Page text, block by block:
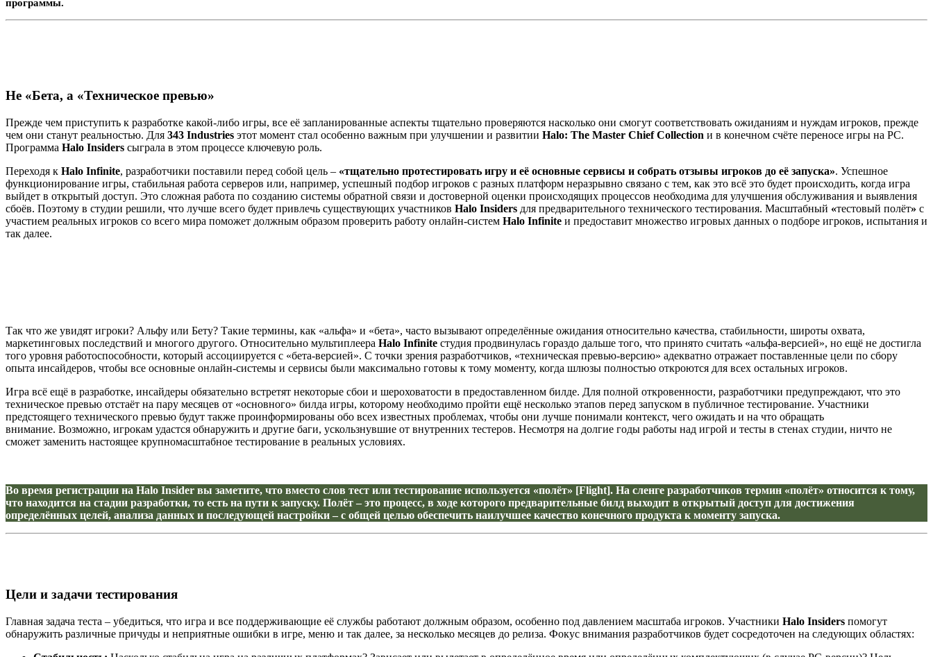
программы.
Не «Бета, а «Техническое превью»
Прежде чем приступить к разработке какой-либо игры, все её запланированные аспекты тщательно проверяются насколько они смогут соответствовать ожиданиям и нуждам игроков, прежде
чем они станут реальностью. Для 343 Industries этот момент стал особенно важным при улучшении и развитии Halo: The Master Chief Collection и в конечном счёте переносе игры на РС.
Программа Halo Insiders сыграла в этом процессе ключевую роль.
Переходя к Halo Infinite, разработчики поставили перед собой цель – «тщательно протестировать игру и её основные сервисы и собрать отзывы игроков до её запуска». Успешное
функционирование игры, стабильная работа серверов или, например, успешный подбор игроков с разных платформ неразрывно связано с тем, как это всё это будет происходить, когда игра
выйдет в открытый доступ. Это сложная работа по созданию системы обратной связи и достоверной оценки происходящих процессов необходима для улучшения обслуживания и выявления
сбоёв. Поэтому в студии решили, что лучше всего будет привлечь существующих участников Halo Insiders для предварительного технического тестирования. Масштабный «тестовый полёт» с
участием реальных игроков со всего мира поможет должным образом проверить работу онлайн-систем Halo Infinite и предоставит множество игровых данных о подборе игроков, испытания и
так далее.
Так что же увидят игроки? Альфу или Бету? Такие термины, как «альфа» и «бета», часто вызывают определённые ожидания относительно качества, стабильности, широты охвата,
маркетинговых последствий и многого другого. Относительно мультиплеера Halo Infinite студия продвинулась гораздо дальше того, что принято считать «альфа-версией», но ещё не достигла
того уровня работоспособности, который ассоциируется с «бета-версией». С точки зрения разработчиков, «техническая превью-версию» адекватно отражает поставленные цели по сбору
опыта инсайдеров, чтобы все основные онлайн-системы и сервисы были максимально готовы к тому моменту, когда шлюзы полностью откроются для всех остальных игроков.
Игра всё ещё в разработке, инсайдеры обязательно встретят некоторые сбои и шероховатости в предоставленном билде. Для полной откровенности, разработчики предупреждают, что это
техническое превью отстаёт на пару месяцев от «основного» билда игры, которому необходимо пройти ещё несколько этапов перед запуском в публичное тестирование. Участники
предстоящего технического превью будут также проинформированы обо всех известных проблемах, чтобы они лучше понимали контекст, чего ожидать и на что обращать
внимание. Возможно, игрокам удастся обнаружить и другие баги, ускользнувшие от внутренних тестеров. Несмотря на долгие годы работы над игрой и тесты в стенах студии, ничто не
сможет заменить настоящее крупномасштабное тестирование в реальных условиях.
Во время регистрации на Halo Insider вы заметите, что вместо слов тест или тестирование используется «полёт» [Flight]. На сленге разработчиков термин «полёт» относится к тому,
что находится на стадии разработки, то есть на пути к запуску. Полёт – это процесс, в ходе которого предварительные билд выходит в открытый доступ для достижения
определённых целей, анализа данных и последующей настройки – с общей целью обеспечить наилучшее качество конечного продукта к моменту запуска.
Цели и задачи тестирования
Главная задача теста – убедиться, что игра и все поддерживающие её службы работают должным образом, особенно под давлением масштаба игроков. Участники Halo Insiders помогут
обнаружить различные причуды и неприятные ошибки в игре, меню и так далее, за несколько месяцев до релиза. Фокус внимания разработчиков будет сосредоточен на следующих областях: